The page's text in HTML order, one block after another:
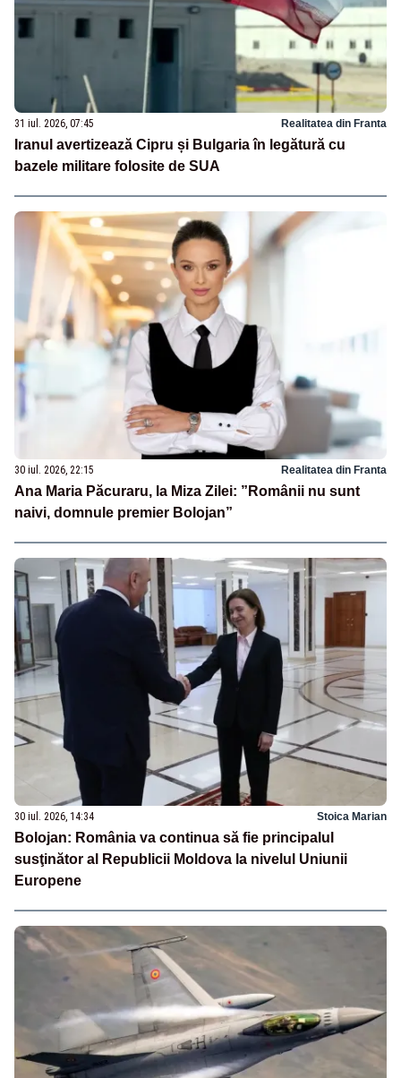
31 iul. 2026, 07:45 Realitatea din Franta
Iranul avertizează Cipru și Bulgaria în legătură cu
bazele militare folosite de SUA
30 iul. 2026, 22:15 Realitatea din Franta
Ana Maria Păcuraru, la Miza Zilei: ”Românii nu sunt
naivi, domnule premier Bolojan”
30 iul. 2026, 14:34 Stoica Marian
Bolojan: România va continua să fie principalul
susţinător al Republicii Moldova la nivelul Uniunii
Europene